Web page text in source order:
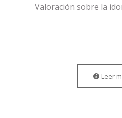
Valoración sobre la
Leer